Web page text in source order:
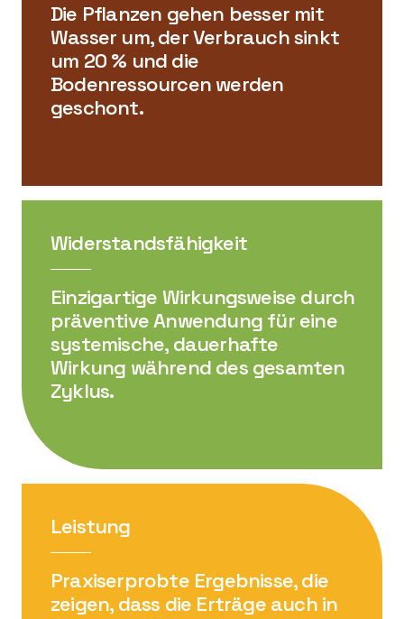
Die Pflanzen gehen besser mit
Wasser um, der Verbrauch sinkt
um 20 % und die
Bodenressourcen werden
geschont.
Widerstandsfähigkeit
Einzigartige Wirkungsweise durch
präventive Anwendung für eine
systemische, dauerhafte
Wirkung während des gesamten
Zyklus.
Leistung
Praxiserprobte Ergebnisse, die
zeigen, dass die Erträge auch in